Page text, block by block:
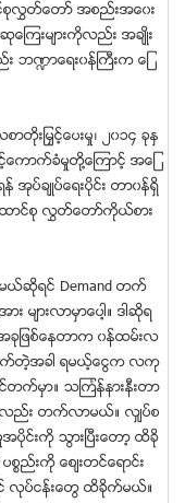
စုလႊတ္ေတာ္ အစည္းအေ၀း
ဆုေၾကးမ်ားကိုလည္း အခ်ဳိး
ဘ႑ာေရး၀န္ႀကီးက ေျ
းျမႇင့္ေပးမႈ၊ ၂၀၁၄ ခုႏွ
ကာက္ခံမႈတို႔ေၾကာင့္ အေျ
န္ အုပ္ခ်ဳပ္ေရးပိုင္း တာ၀န္ရွိ
ာင္စု လႊတ္ေတာ္ကိုယ္စား
းမယ္ဆိုရင္ Demand တက္
ားလာမွာေပါ့။ ဒါဆိုရ
ခုျဖစ္ေနတာက ၀န္ထမ္းလ
တဲ့အခါ ရမယ့္ေငြက လကု
က္မွာ။ သၾကၤန္နားနီးတာ
တြလည္း တက္လာမယ္။ လွ်ပ္စ
းကို သြားၿပီးေတာ့ ထိခို
ကို ေစ်းတင္ေရာင္း
လုပ္ငန္းေတြ ထိခိုက္မယ္။